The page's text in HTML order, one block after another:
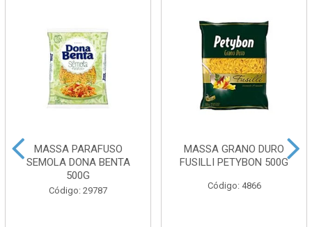
MASSA PARAFUSO
SEMOLA DONA BENTA
500G
Código: 29787
MASSA GRANO DURO
FUSILLI PETYBON 500G
Código: 4866